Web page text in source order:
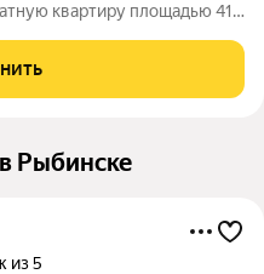
квартиру площадью 41
общежитие. Квартира
Рыбинске
из 5